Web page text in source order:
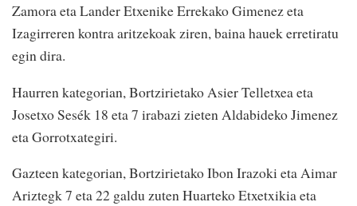
Zamora eta Lander Etxenike Errekako Gimenez eta
Izagirreren kontra aritzekoak ziren, baina hauek erretiratu
egin dira.
Haurren kategorian, Bortzirietako Asier Telletxea eta
Josetxo Sesék 18 eta 7 irabazi zieten Aldabideko Jimenez
eta Gorrotxategiri.
Gazteen kategorian, Bortzirietako Ibon Irazoki eta Aimar
Ariztegk 7 eta 22 galdu zuten Huarteko Etxetxikia eta